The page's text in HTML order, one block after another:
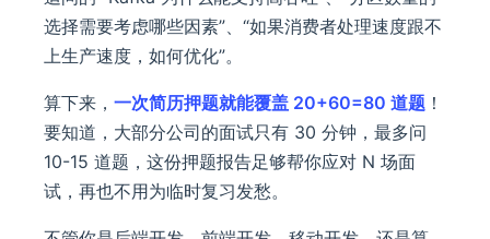
选择需要考虑哪些因素”、“如果消费者处理速度跟不
上生产速度，如何优化”。
算下来， 一次简历押题就能覆盖 20+60=80 道题 ！
要知道，大部分公司的面试只有 30 分钟，最多问
10-15 道题，这份押题报告足够帮你应对 N 场面
试，再也不用为临时复习发愁。